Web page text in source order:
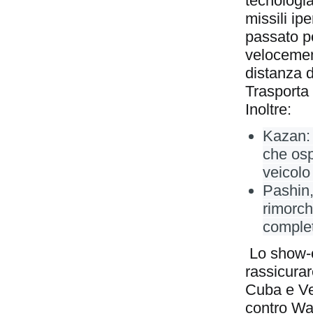
missili
passato
distanza
Inoltre:
che
Lo
Cuba e
contro